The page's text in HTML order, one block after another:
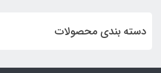
دسته بندی محصولات